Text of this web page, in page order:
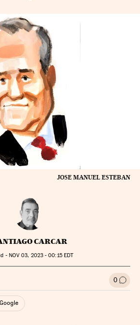
JOSE MANUEL ESTEBAN
CARCAR
- NOV 03, 2023 - 00:15EDT
Twitter
Redes Sociales 0 Ir a